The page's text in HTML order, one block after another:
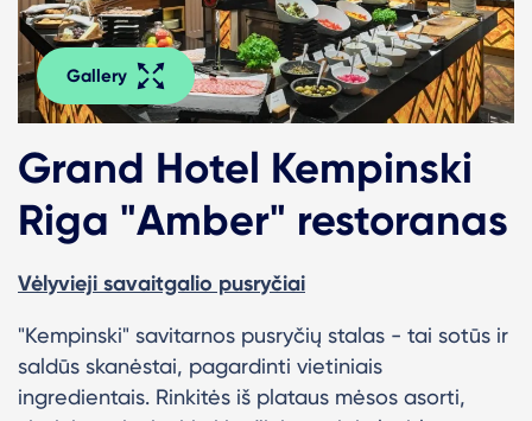
Gallery
Grand Hotel Kempinski
Riga "Amber" restoranas
Vėlyvieji savaitgalio pusryčiai
"Kempinski" savitarnos pusryčių stalas - tai sotūs ir
saldūs skanėstai, pagardinti vietiniais
ingredientais. Rinkitės iš plataus mėsos asorti,